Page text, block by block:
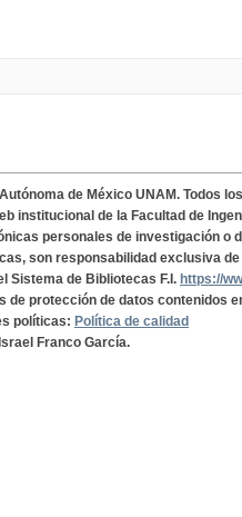
de México UNAM. Todos
institucional de la Facultad de
personales de investigación o
son responsabilidad exclusiva
Sistema de Bibliotecas F.I. https://
de protección de datos contenidos
políticas: Política de calidad
Franco García.